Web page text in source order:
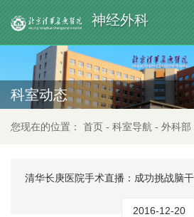
神经外科
科室动态
您现在的位置： 首页 - 科室导航 - 外科部
清华长庚医院手术直播：成功挑战脑
2016-12-20